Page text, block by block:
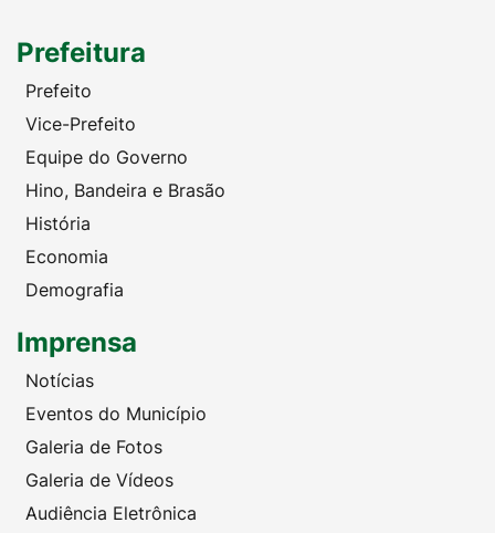
Prefeitura
Prefeito
Vice-Prefeito
Equipe do Governo
Hino, Bandeira e Brasão
História
Economia
Demografia
Imprensa
Notícias
Eventos do Município
Galeria de Fotos
Galeria de Vídeos
Audiência Eletrônica